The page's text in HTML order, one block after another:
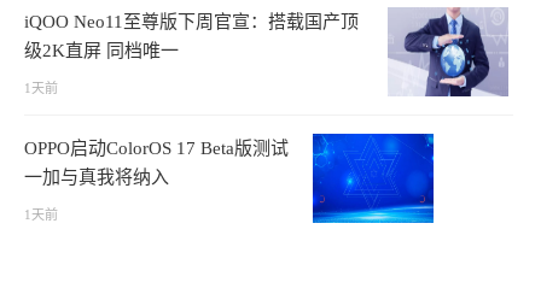
iQOO Neo11至尊版下周官宣：搭载国产顶
级2K直屏 同档唯一
1天前
OPPO启动ColorOS 17 Beta版测试
一加与真我将纳入
1天前